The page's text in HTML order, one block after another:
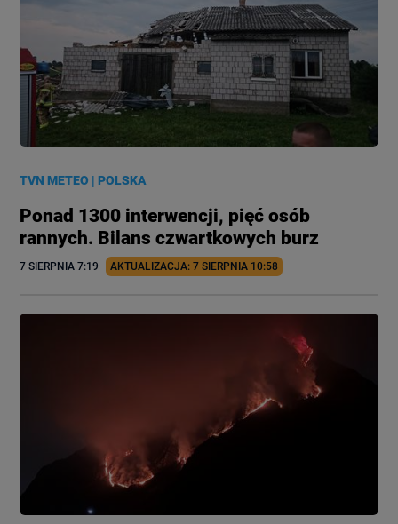
TVN METEO |POLSKA
Ponad 1300 interwencji, pięć osób
rannych. Bilans czwartkowych burz
7 SIERPNIA 7:19 AKTUALIZACJA: 7 SIERPNIA 10:58